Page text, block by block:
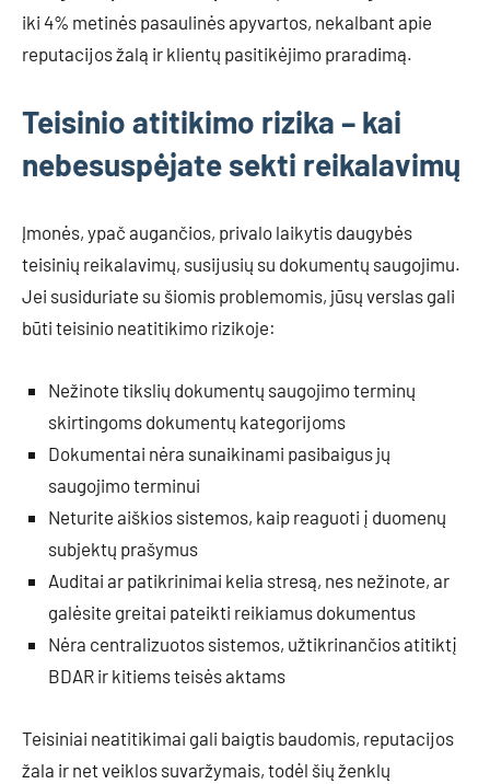
iki 4% metinės pasaulinės apyvartos, nekalbant apie
reputacijos žalą ir klientų pasitikėjimo praradimą.
Teisinio atitikimo rizika – kai
nebesuspėjate sekti reikalavimų
Įmonės, ypač augančios, privalo laikytis daugybės
teisinių reikalavimų, susijusių su dokumentų saugojimu.
Jei susiduriate su šiomis problemomis, jūsų verslas gali
būti teisinio neatitikimo rizikoje:
Nežinote tikslių dokumentų saugojimo terminų
skirtingoms dokumentų kategorijoms
Dokumentai nėra sunaikinami pasibaigus jų
saugojimo terminui
Neturite aiškios sistemos, kaip reaguoti į duomenų
subjektų prašymus
Auditai ar patikrinimai kelia stresą, nes nežinote, ar
galėsite greitai pateikti reikiamus dokumentus
Nėra centralizuotos sistemos, užtikrinančios atitiktį
BDAR ir kitiems teisės aktams
Teisiniai neatitikimai gali baigtis baudomis, reputacijos
žala ir net veiklos suvaržymais, todėl šių ženklų